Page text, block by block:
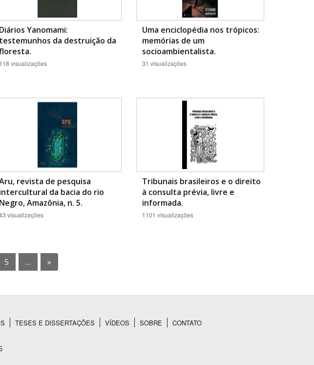
Diários Yanomami:
testemunhos da destruição da
118 visualizações
Uma enciclopédia nos trópicos:
memórias de um
socioambientalista.
31 visualizações
revista de pesquisa
intercultural da bacia do rio
Negro, Amazônia, n. 5.
visualizações
Tribunais brasileiros e o direito
à consulta prévia, livre e
informada.
1101 visualizações
5 … »
TESES E DISSERTAÇÕES VÍDEOS SOBRE CONTATO